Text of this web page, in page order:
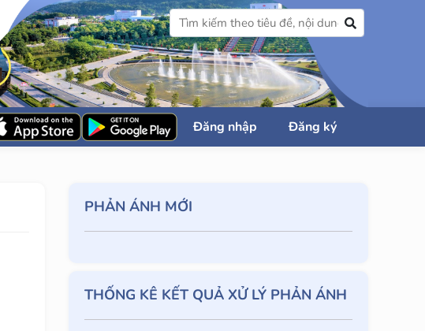
Đăng nhập Đăng ký
PHẢN ÁNH MỚI
THỐNG KÊ KẾT QUẢ XỬ LÝ PHẢN ÁNH